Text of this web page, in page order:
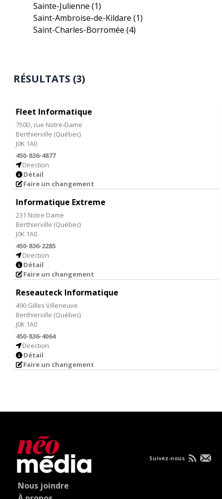
Sainte-Julienne(1)
Saint-Ambroise-de-Kildare(1)
Saint-Charles-Borromée(4)
RÉSULTATS (3)
Fleet Informatique
750D, rue Notre-Dame
Berthierville (Québec)
J0K 1A0
450-836-4877
Direction
Détail
Faire un changement
Informatique Extreme
231 Notre Dame
Berthierville (Québec)
J0K 1A0
450-836-2285
Direction
Détail
Faire un changement
Reseauteck Informatique
490 Gilles Villeneuve
Berthierville (Québec)
J0K 1A0
450-836-4064
Direction
Détail
Faire un changement
Nous joindre
Suivez-nous